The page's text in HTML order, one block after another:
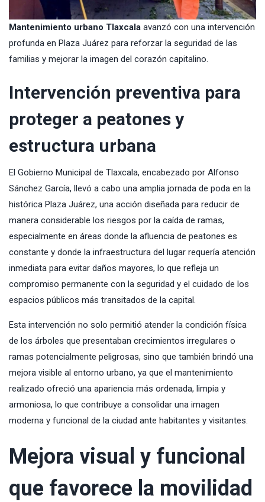
Mantenimiento urbano Tlaxcala avanzó con una intervención
profunda en Plaza Juárez para reforzar la seguridad de las
familias y mejorar la imagen del corazón capitalino.
Intervención preventiva para
proteger a peatones y
estructura urbana
El Gobierno Municipal de Tlaxcala, encabezado por Alfonso
Sánchez García, llevó a cabo una amplia jornada de poda en la
histórica Plaza Juárez, una acción diseñada para reducir de
manera considerable los riesgos por la caída de ramas,
especialmente en áreas donde la afluencia de peatones es
constante y donde la infraestructura del lugar requería atención
inmediata para evitar daños mayores, lo que refleja un
compromiso permanente con la seguridad y el cuidado de los
espacios públicos más transitados de la capital.
Esta intervención no solo permitió atender la condición física
de los árboles que presentaban crecimientos irregulares o
ramas potencialmente peligrosas, sino que también brindó una
mejora visible al entorno urbano, ya que el mantenimiento
realizado ofreció una apariencia más ordenada, limpia y
armoniosa, lo que contribuye a consolidar una imagen
moderna y funcional de la ciudad ante habitantes y visitantes.
Mejora visual y funcional
que favorece la movilidad